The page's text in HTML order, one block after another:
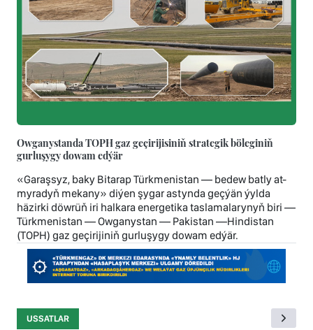
Owganystanda TOPH gaz geçirijisiniň strategik böleginiň
gurluşygy dowam edýär
«Garaşsyz, baky Bitarap Türkmenistan — bedew batly at-
myradyň mekany» diýen şygar astynda geçýän ýylda
häzirki döwrüň iri halkara energetika taslamalarynyň biri —
Türkmenistan — Owganystan — Pakistan —Hindistan
(TOPH) gaz geçirijiniň gurluşygy dowam edýär.
USSATLAR